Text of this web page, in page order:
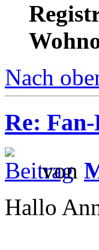
Nach
Re:
von
Hallo